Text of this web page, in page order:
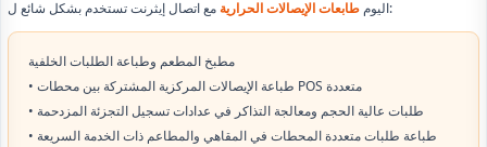
اليوم طابعات الإيصالات الحرارية مع اتصال إيثرنت تستخدم بشكل شائع ل:
مطبخ المطعم وطباعة الطلبات الخلفية
• طباعة الإيصالات المركزية المشتركة بين محطات POS متعددة
• طلبات عالية الحجم ومعالجة التذاكر في عدادات تسجيل التجزئة المزدحمة
• طباعة طلبات متعددة المحطات في المقاهي والمطاعم ذات الخدمة السريعة